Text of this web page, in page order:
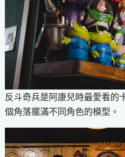
反斗奇兵是阿康兒時最愛看的
個角落擺滿不同角色的模型。